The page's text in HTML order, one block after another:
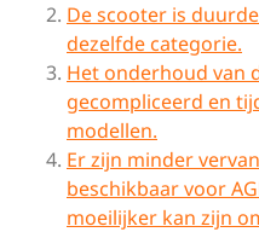
De scooter is
dezelfde categorie.
Het onderhoud van
gecompliceerd en
modellen.
Er zijn minder
beschikbaar voor
moeilijker kan zijn